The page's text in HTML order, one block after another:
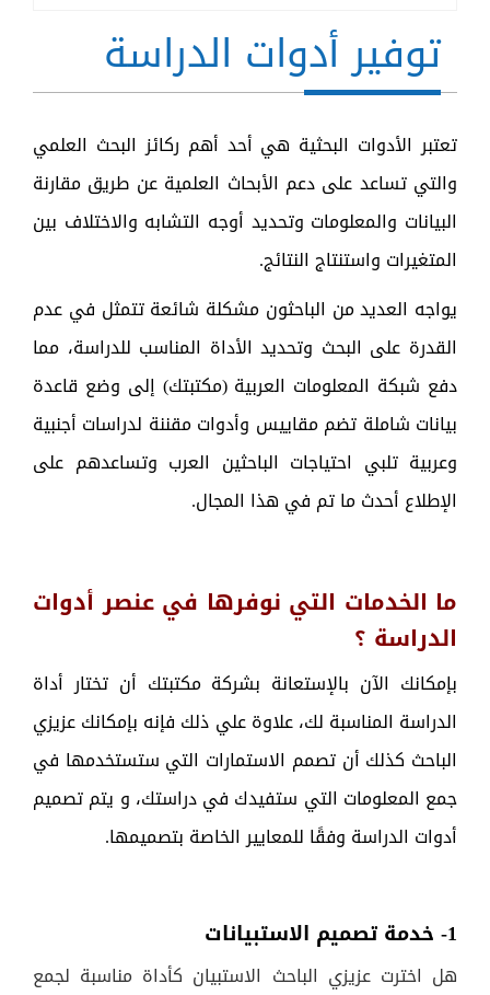
توفير أدوات الدراسة
تعتبر الأدوات البحثية هي أحد أهم ركائز البحث العلمي
والتي تساعد على دعم الأبحاث العلمية عن طريق مقارنة
البيانات والمعلومات وتحديد أوجه التشابه والاختلاف بين
المتغيرات واستنتاج النتائج.
يواجه العديد من الباحثون مشكلة شائعة تتمثل في عدم
القدرة على البحث وتحديد الأداة المناسب للدراسة، مما
دفع شبكة المعلومات العربية (مكتبتك) إلى وضع قاعدة
بيانات شاملة تضم مقاييس وأدوات مقننة لدراسات أجنبية
وعربية تلبي احتياجات الباحثين العرب وتساعدهم على
الإطلاع أحدث ما تم في هذا المجال.
ما الخدمات التي نوفرها في عنصر أدوات
الدراسة ؟
بإمكانك الآن بالإستعانة بشركة مكتبتك أن تختار أداة
الدراسة المناسبة لك، علاوة علي ذلك فإنه بإمكانك عزيزي
الباحث كذلك أن تصمم الاستمارات التي ستستخدمها في
جمع المعلومات التي ستفيدك في دراستك، و يتم تصميم
أدوات الدراسة وفقًا للمعايير الخاصة بتصميمها.
1- خدمة تصميم الاستبيانات
هل اخترت عزيزي الباحث الاستبيان كأداة مناسبة لجمع